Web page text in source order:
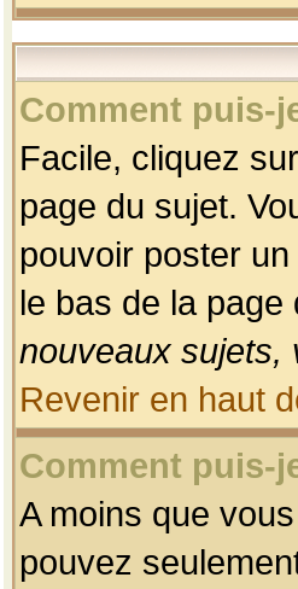
Comment puis-
Facile, cliquez
page du sujet.
pouvoir poster
le bas de la
nouveaux sujets,
Revenir en haut
Comment puis-
A moins que
pouvez